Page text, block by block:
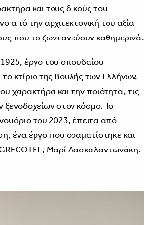
και τους δικούς του
από την αρχιτεκτονική του αξία
που το ζωντανεύουν καθημερινά.
έργο του σπουδαίου
κτίριο της Βουλής των Ελλήνων,
χαρακτήρα και την ποιότητα, τις
στον κόσμο. Το
του 2023, έπειτα από
ένα έργο που οραματίστηκε και
Μαρί Δασκαλαντωνάκη.